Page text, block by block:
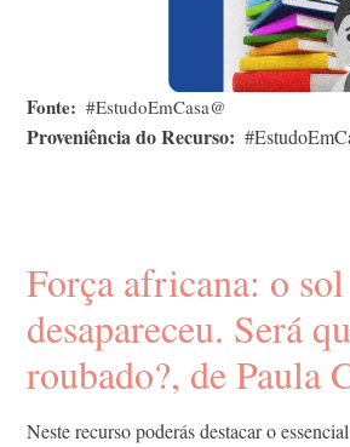
Fonte #EstudoEmCasa@
Proveniência do Recurso
Força africana: o sol
desapareceu. Será
roubado?, de Paula
Neste recurso poderás destacar o